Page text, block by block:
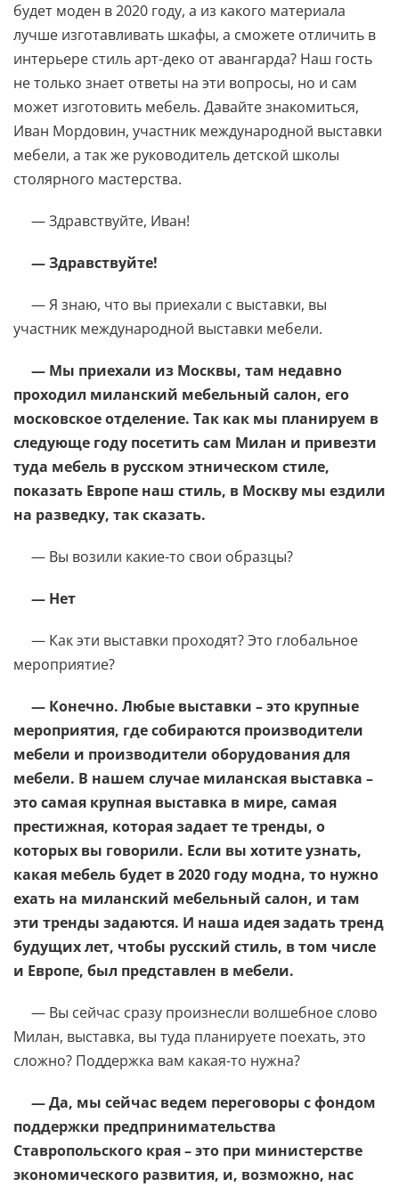
будет моден в 2020 году, а из какого материала
лучше изготавливать шкафы, а сможете отличить в
интерьере стиль арт-деко от авангарда? Наш гость
не только знает ответы на эти вопросы, но и сам
может изготовить мебель. Давайте знакомиться,
Иван Мордовин, участник международной выставки
мебели, а так же руководитель детской школы
столярного мастерства.
— Здравствуйте, Иван!
— Здравствуйте!
— Я знаю, что вы приехали с выставки, вы
участник международной выставки мебели.
— Мы приехали из Москвы, там недавно
проходил миланский мебельный салон, его
московское отделение. Так как мы планируем в
следующе году посетить сам Милан и привезти
туда мебель в русском этническом стиле,
показать Европе наш стиль, в Москву мы ездили
на разведку, так сказать.
— Вы возили какие-то свои образцы?
— Нет
— Как эти выставки проходят? Это глобальное
мероприятие?
— Конечно. Любые выставки – это крупные
мероприятия, где собираются производители
мебели и производители оборудования для
мебели. В нашем случае миланская выставка –
это самая крупная выставка в мире, самая
престижная, которая задает те тренды, о
которых вы говорили. Если вы хотите узнать,
какая мебель будет в 2020 году модна, то нужно
ехать на миланский мебельный салон, и там
эти тренды задаются. И наша идея задать тренд
будущих лет, чтобы русский стиль, в том числе
и Европе, был представлен в мебели.
— Вы сейчас сразу произнесли волшебное слово
Милан, выставка, вы туда планируете поехать, это
сложно? Поддержка вам какая-то нужна?
— Да, мы сейчас ведем переговоры с фондом
поддержки предпринимательства
Ставропольского края – это при министерстве
экономического развития, и, возможно, нас